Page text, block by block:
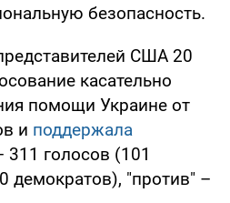
безопасность.
США 20
касательно
помощи Украине от
и поддержала
311 голосов (101
демократов), "против" –